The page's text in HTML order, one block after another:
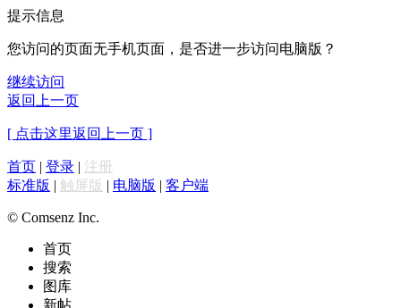
提示信息
您访问的页面无手机页面，是否进一步访问电脑版？
继续访问
返回上一页
[ 点击这里返回上一页 ]
首页 | 登录 | 注册
标准版 | 触屏版 | 电脑版 | 客户端
© Comsenz Inc.
首页
搜索
图库
新帖